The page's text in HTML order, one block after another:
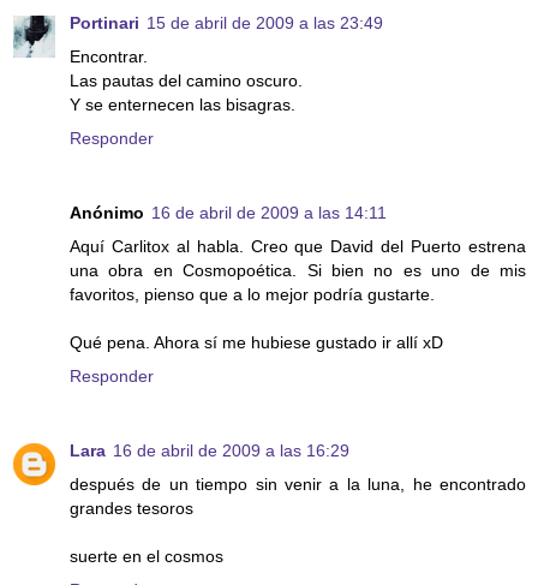
Portinari 15 de abril de 2009 a las 23:49
Encontrar.
Las pautas del camino oscuro.
Y se enternecen las bisagras.
Responder
Anónimo 16 de abril de 2009 a las 14:11
Aquí Carlitox al habla. Creo que David del Puerto estrena
una obra en Cosmopoética. Si bien no es uno de mis
favoritos, pienso que a lo mejor podría gustarte.
Qué pena. Ahora sí me hubiese gustado ir allí xD
Responder
Lara 16 de abril de 2009 a las 16:29
después de un tiempo sin venir a la luna, he encontrado
grandes tesoros
suerte en el cosmos